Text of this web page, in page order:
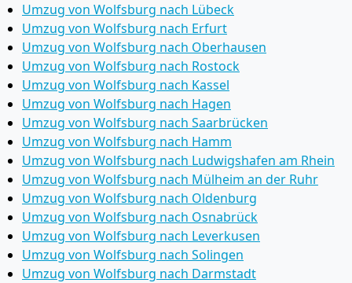
Umzug von Wolfsburg nach Lübeck
Umzug von Wolfsburg nach Erfurt
Umzug von Wolfsburg nach Oberhausen
Umzug von Wolfsburg nach Rostock
Umzug von Wolfsburg nach Kassel
Umzug von Wolfsburg nach Hagen
Umzug von Wolfsburg nach Saarbrücken
Umzug von Wolfsburg nach Hamm
Umzug von Wolfsburg nach Ludwigshafen am Rhein
Umzug von Wolfsburg nach Mülheim an der Ruhr
Umzug von Wolfsburg nach Oldenburg
Umzug von Wolfsburg nach Osnabrück
Umzug von Wolfsburg nach Leverkusen
Umzug von Wolfsburg nach Solingen
Umzug von Wolfsburg nach Darmstadt